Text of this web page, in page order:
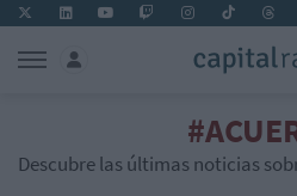
Descubre las últimas noticias